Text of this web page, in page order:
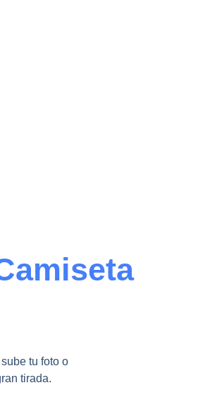
tu foto o
tirada.